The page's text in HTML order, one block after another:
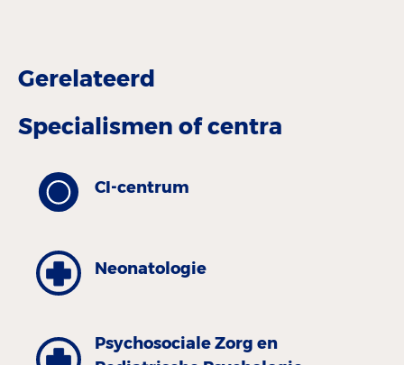
Gerelateerd
Specialismen of centra
CI-centrum
Neonatologie
Psychosociale Zorg en